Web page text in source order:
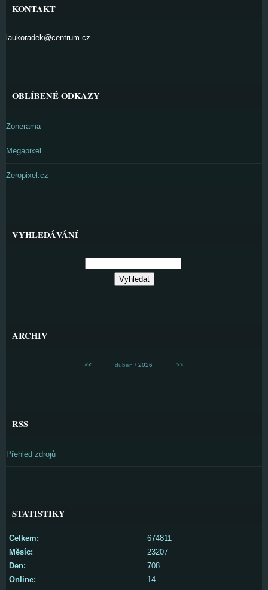
KONTAKT
laukoradek@centrum.cz
OBLÍBENÉ ODKAZY
Zonerama
Megapixel
Zeropixel.cz
VYHLEDÁVÁNÍ
ARCHIV
<< duben / 2026 >>
RSS
Přehled zdrojů
STATISTIKY
Online: 14
Celkem:
674811
Měsíc:
23207
Den:
708